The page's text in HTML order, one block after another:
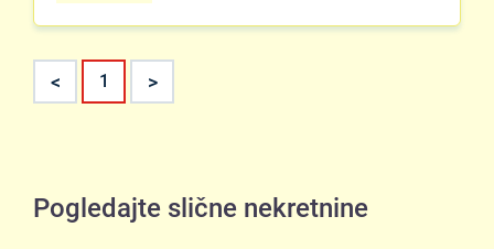
< 1 >
Pogledajte slične nekretnine